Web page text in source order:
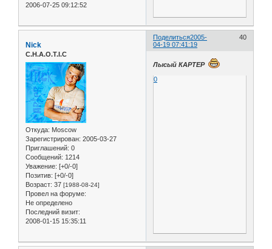
2006-07-25 09:12:52
Поделиться 40
2005-
04-19 07:41:19
Nick
C.H.A.O.T.I.C
Откуда: Moscow
Зарегистрирован: 2005-03-27
Приглашений: 0
Сообщений: 1214
Уважение: [+0/-0]
Позитив: [+0/-0]
Возраст: 37 [1988-08-24]
Провел на форуме:
Не определено
Последний визит:
2008-01-15 15:35:11
Лысый КАРТЕР
0